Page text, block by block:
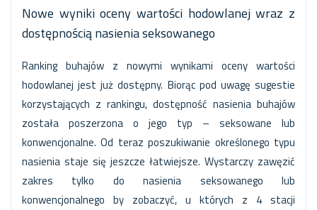
Nowe wyniki oceny wartości hodowlanej wraz z
dostępnością nasienia seksowanego
Ranking buhajów z nowymi wynikami oceny wartości
hodowlanej jest już dostępny. Biorąc pod uwagę sugestie
korzystających z rankingu, dostępność nasienia buhajów
została poszerzona o jego typ – seksowane lub
konwencjonalne. Od teraz poszukiwanie określonego typu
nasienia staje się jeszcze łatwiejsze. Wystarczy zawęzić
zakres tylko do nasienia seksowanego lub
konwencjonalnego by zobaczyć, u których z 4 stacji